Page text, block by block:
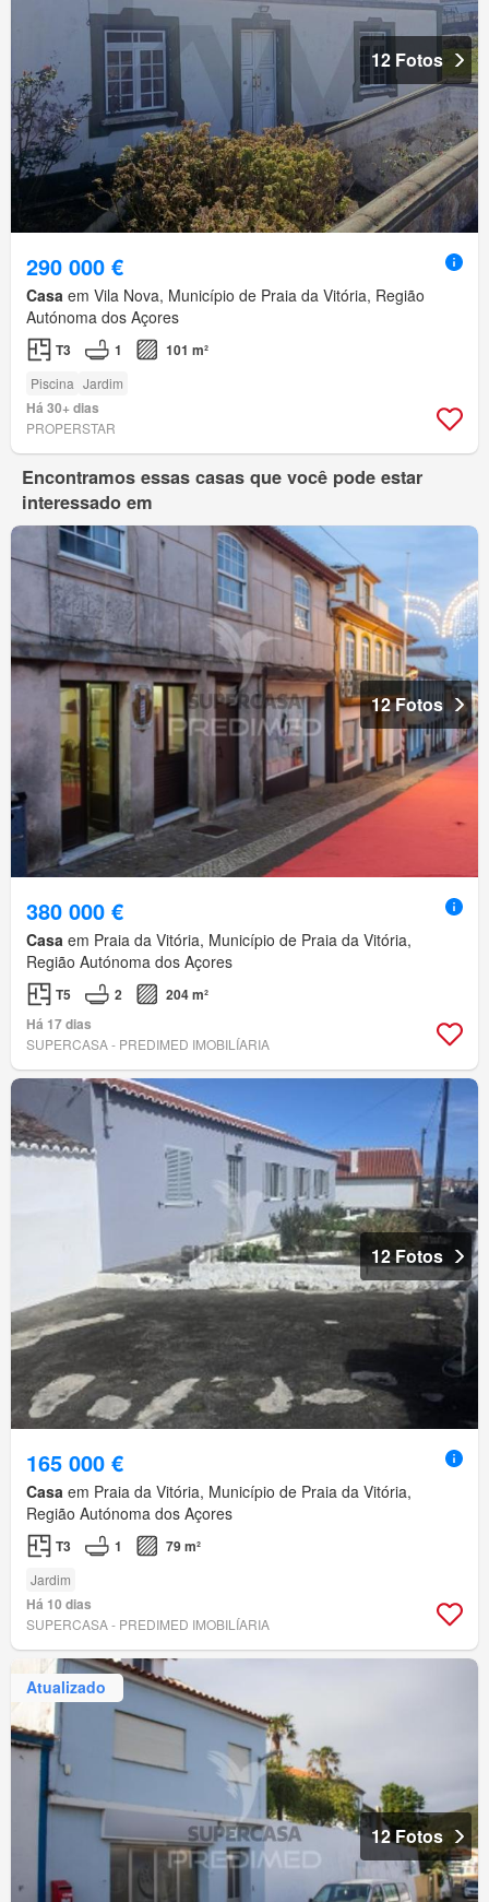
12 Fotos
290 000 €
Casa em Vila Nova, Município de Praia da Vitória, Região
Autónoma dos Açores
T3 1 101 m²
Piscina Jardim
Há 30+ dias
PROPERSTAR
Encontramos essas casas que você pode estar
interessado em
12 Fotos
380 000 €
Casa em Praia da Vitória, Município de Praia da Vitória,
Região Autónoma dos Açores
T5 2
204 m²
Há 17 dias
SUPERCASA - PREDIMED IMOBILÍARIA
12 Fotos
165 000 €
Casa em Praia da Vitória, Município de Praia da Vitória,
Região Autónoma dos Açores
T3 1 79 m²
Jardim
Há 10 dias
SUPERCASA - PREDIMED IMOBILÍARIA
Atualizado
12 Fotos